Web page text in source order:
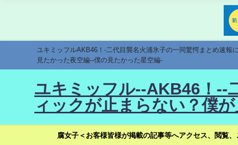
ユキミッフルAKB46！-二代目襲名火浦氷子の一同驚愕まとめ速
見たかった夜空編--僕の見たかった星空編-
ユキミッフル--AKB46！--
ィックが止まらない？僕
腐女子＜お客様皆様が掲載の記事等へアクセス、閲覧